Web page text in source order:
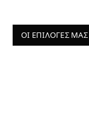
ΟΙ ΕΠΙΛΟΓΈΣ ΜΑΣ